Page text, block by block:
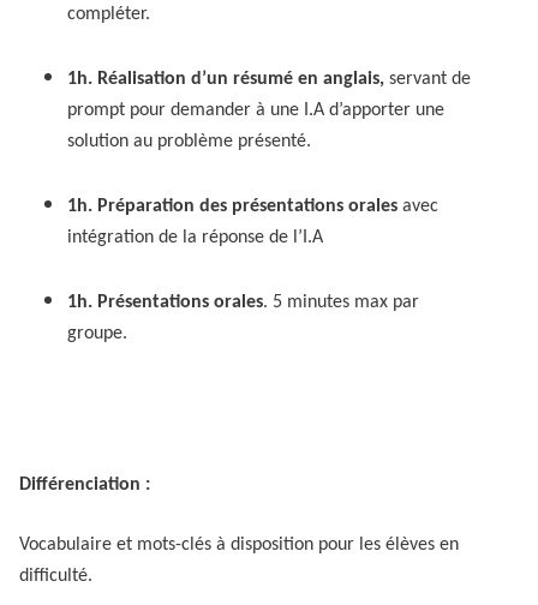
compléter.
1h. Réalisation d’un résumé en anglais, servant de
prompt pour demander à une I.A d’apporter une
solution au problème présenté.
1h. Préparation des présentations orales avec
intégration de la réponse de l’I.A
1h. Présentations orales. 5 minutes max par
groupe.
Différenciation :
Vocabulaire et mots-clés à disposition pour les élèves en
difficulté.